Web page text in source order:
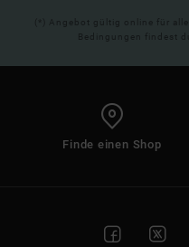
(*) Angebot gültig online für
Bedingungen findest
Finde einen Shop